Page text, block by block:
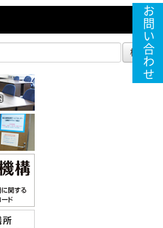
お問い合わせ